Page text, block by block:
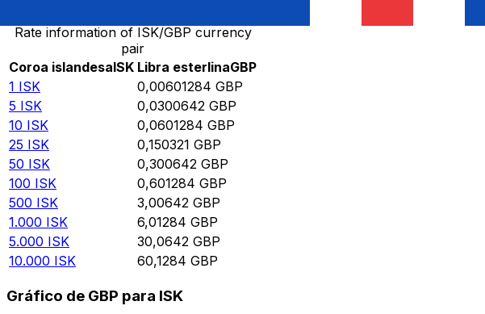
Rate information of ISK/GBP currency
pair
Coroa islandesaISK Libra esterlinaGBP
1 ISK 0,00601284 GBP
5 ISK 0,0300642 GBP
10 ISK 0,0601284 GBP
25 ISK 0,150321 GBP
50 ISK 0,300642 GBP
100 ISK 0,601284 GBP
500 ISK 3,00642 GBP
1.000 ISK 6,01284 GBP
5.000 ISK 30,0642 GBP
10.000 ISK 60,1284 GBP
Gráfico de GBP para ISK